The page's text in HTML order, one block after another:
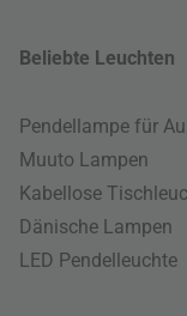
Beliebte Leuchten
Pendellampe für
Muuto Lampen
Kabellose
Dänische Lampen
LED Pendelleuchte